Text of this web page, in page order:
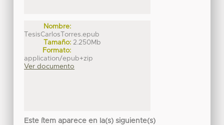
Nombre:
TesisCarlosTorres.epub
Tamaño: 2.250Mb
Formato:
application/epub+zip
Ver documento
Este ítem aparece en la(s) siguiente(s)